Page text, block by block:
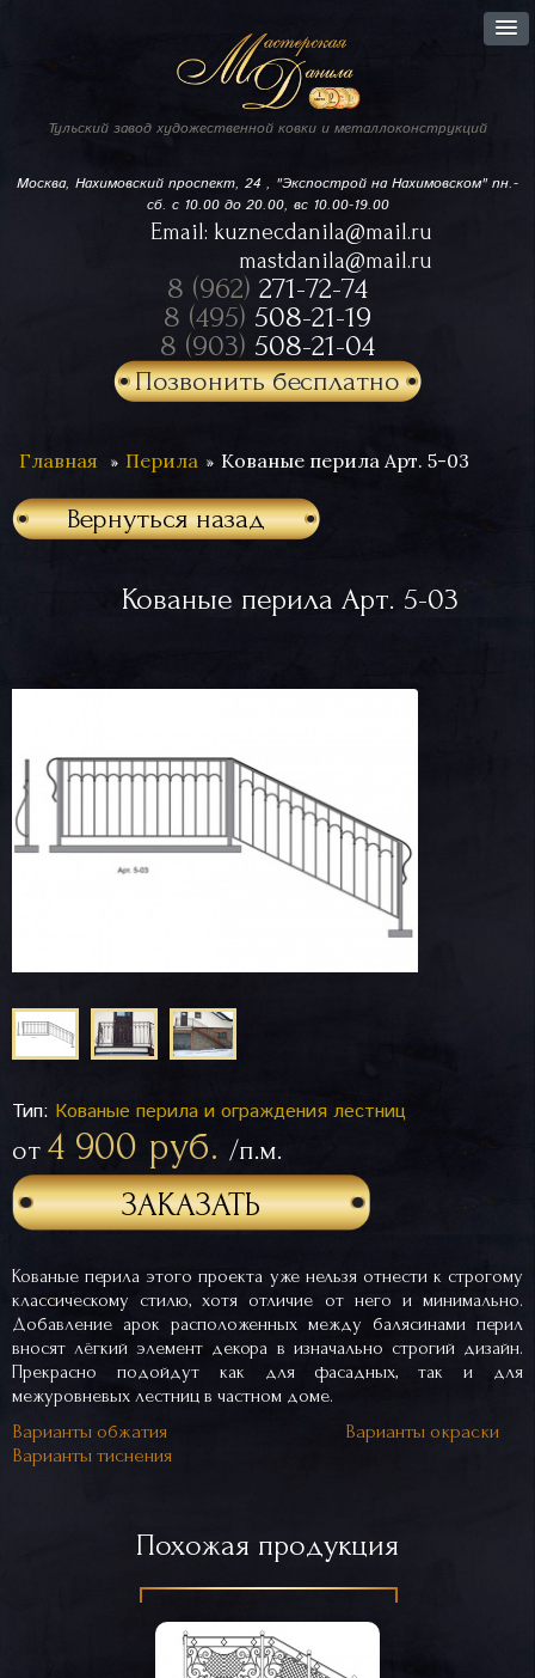
Тульский завод художественной ковки и металлоконструкций
Москва, Нахимовский проспект, 24 , "Экспострой на Нахимовском"пн.-
сб. с 10.00 до 20.00, вс 10.00-19.00
Email: kuznecdanila@mail.ru
mastdanila@mail.ru
8 (962) 271-72-74
8 (495) 508-21-19
8 (903) 508-21-04
Позвонить бесплатно
Главная Перила Кованые перила Арт. 5-03
Вернуться назад
Кованые перила Арт. 5-03
Тип: Кованые перила и ограждения лестниц
от 4 900 руб. /п.м.
ЗАКАЗАТЬ
Кованые перила этого проекта уже нельзя отнести к строгому
классическому стилю, хотя отличие от него и минимально.
Добавление арок расположенных между балясинами перил
вносят лёгкий элемент декора в изначально строгий дизайн.
Прекрасно подойдут как для фасадных, так и для
межуровневых лестниц в частном доме.
Варианты обжатия
Варианты окраски
Варианты тиснения
Похожая продукция